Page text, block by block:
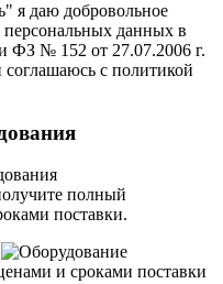
я даю добровольное
персональных данных в
ФЗ № 152 от 27.07.2006 г.
с политикой
полный
поставки.
и сроками поставки